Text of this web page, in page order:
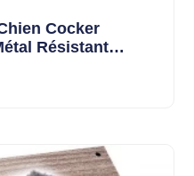
Cocker
Résistant